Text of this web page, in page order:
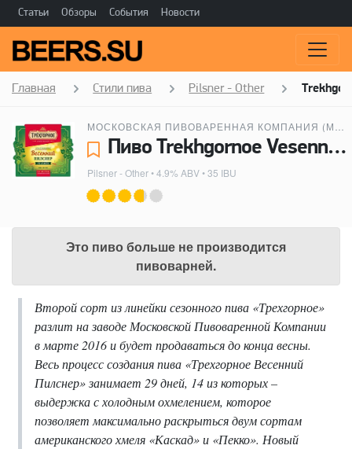
Статьи Обзоры События Новости
Главная Стили пива Pilsner - Other
Пиво Trekhgornoe Vesenny Pilsner (Трехгорное Весенний Пилснер) - Московская пивоваренная компания (МПК)
Pilsner - Other• 4.9% ABV • 35 IBU
Это пиво больше не производится
пивоварней.
Второй сорт из линейки сезонного пива «Трехгорное»
разлит на заводе Московской Пивоваренной Компании
в марте 2016 и будет продаваться до конца весны.
Весь процесс создания пива «Трехгорное Весенний
Пилснер» занимает 29 дней, 14 из которых –
выдержка с холодным охмелением, которое
позволяет максимально раскрыться двум сортам
американского хмеля «Каскад» и «Пекко». Новый